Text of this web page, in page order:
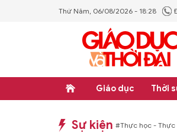
Thứ Năm, 06/08/2026 - 18:28
Giáo dục Thời
Sự kiện
văn bản quy phạm pháp luật #Thực học -